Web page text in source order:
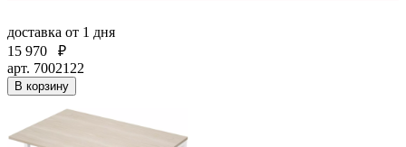
доставка от 1 дня
15 970
₽
арт. 7002122
В корзину